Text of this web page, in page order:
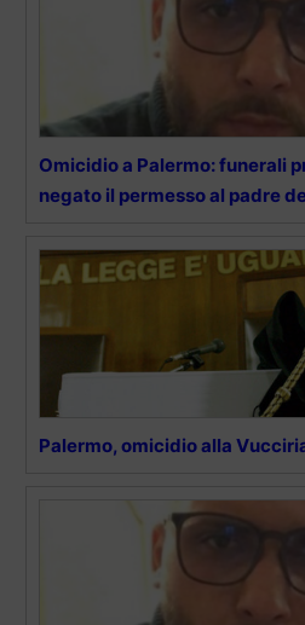
Omicidio a Palermo: funerali
negato il permesso al padre
Palermo, omicidio alla